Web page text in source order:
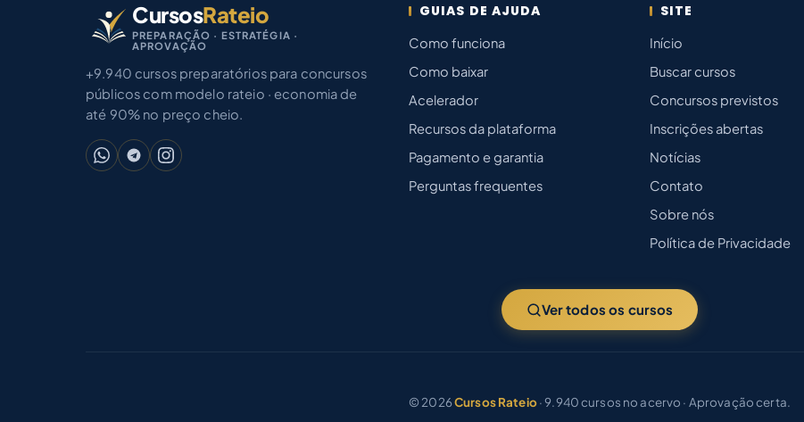
CursosRateio
PREPARAÇÃO · ESTRATÉGIA ·
APROVAÇÃO
+9.940 cursos preparatórios para concursos
públicos com modelo rateio · economia de
até 90% no preço cheio.
GUIAS DE AJUDA
Como funciona
Como baixar
Acelerador
Recursos da plataforma
Pagamento e garantia
Perguntas frequentes
SITE
Início
Buscar cursos
Concursos previstos
Inscrições abertas
Notícias
Contato
Sobre nós
Política de Privacidade
Ver todos os cursos
© 2026Cursos Rateio· 9.940 cursos no acervo · Aprovação certa.